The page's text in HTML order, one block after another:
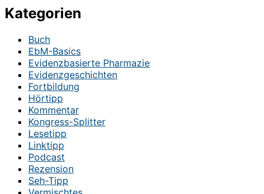
Kategorien
Buch
EbM-Basics
Evidenzbasierte Pharmazie
Evidenzgeschichten
Fortbildung
Hörtipp
Kommentar
Kongress-Splitter
Lesetipp
Linktipp
Podcast
Rezension
Seh-Tipp